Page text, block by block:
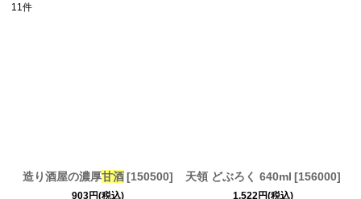
絞り込む
11件
造り酒屋の濃厚甘酒 [150500]
903円(税込)
天領 どぶろく 640ml [156000]
1,522円(税込)